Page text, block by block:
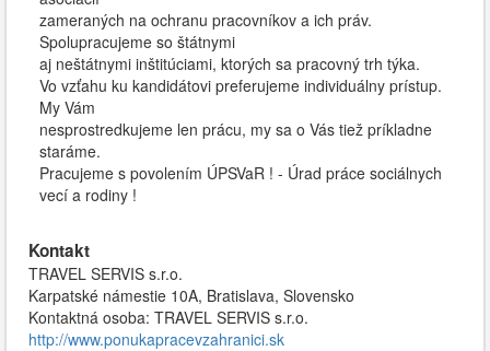
zameraných na ochranu pracovníkov a ich práv.
Spolupracujeme so štátnymi
aj neštátnymi inštitúciami, ktorých sa pracovný trh týka.
Vo vzťahu ku kandidátovi preferujeme individuálny prístup.
My Vám
nesprostredkujeme len prácu, my sa o Vás tiež príkladne
staráme.
Pracujeme s povolením ÚPSVaR ! - Úrad práce sociálnych
vecí a rodiny !
Kontakt
TRAVEL SERVIS s.r.o.
Karpatské námestie 10A, Bratislava, Slovensko
Kontaktná osoba: TRAVEL SERVIS s.r.o.
http://www.ponukapracevzahranici.sk